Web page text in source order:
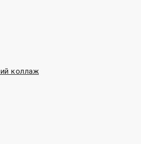
коллаж